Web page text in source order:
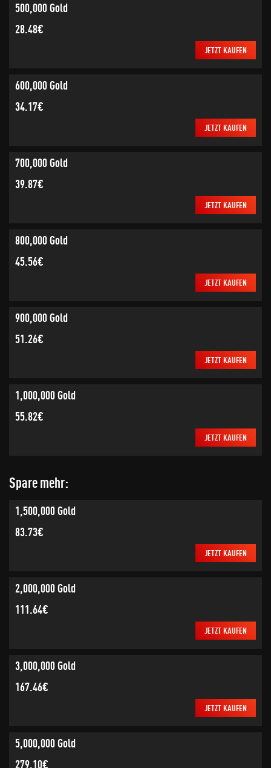
500,000 Gold
28.48€
JETZT KAUFEN
600,000 Gold
34.17€
JETZT KAUFEN
700,000 Gold
39.87€
JETZT KAUFEN
800,000 Gold
45.56€
JETZT KAUFEN
900,000 Gold
51.26€
JETZT KAUFEN
1,000,000 Gold
55.82€
JETZT KAUFEN
Spare mehr:
1,500,000 Gold
83.73€
JETZT KAUFEN
2,000,000 Gold
111.64€
JETZT KAUFEN
3,000,000 Gold
167.46€
JETZT KAUFEN
5,000,000 Gold
279.10€